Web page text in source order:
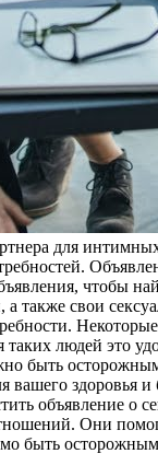
для
чтобы
также свои
людей это
быть
вашего
объявление о
Они
быть